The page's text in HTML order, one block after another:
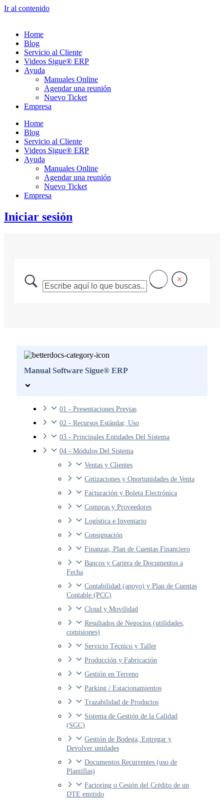
Ir al contenido
Home
Blog
Servicio al Cliente
Videos Sigue® ERP
Ayuda
Manuales Online
Agendar una reunión
Nuevo Ticket
Empresa
Home
Blog
Servicio al Cliente
Videos Sigue® ERP
Ayuda
Manuales Online
Agendar una reunión
Nuevo Ticket
Empresa
Iniciar sesión
Manual Software Sigue® ERP
01 - Presentaciones Previas
02 - Recursos Estándar, Uso
03 - Principales Entidades Del Sistema
04 - Módulos Del Sistema
Ventas y Clientes
Cotizaciones y Oportunidades de Venta
Facturación y Boleta Electrónica
Compras y Proveedores
Logística e Inventario
Consignación
Finanzas, Plan de Cuentas Financiero
Bancos y Cartera de Documentos a
Fecha
Contabilidad (apoyo) y Plan de Cuentas
Contable (PCC)
Cloud y Movilidad
Resultados de Negocios (utilidades,
comisiones)
Servicio Técnico y Taller
Producción y Fabricación
Gestión en Terreno
Parking / Estacionamientos
Trazabilidad de Productos
Sistema de Gestión de la Calidad
(SGC)
Gestión de Bodega, Entregar y
Devolver unidades
Documentos Recurrentes (uso de
Plantillas)
Factoring o Cesión del Crédito de un
DTE emitido